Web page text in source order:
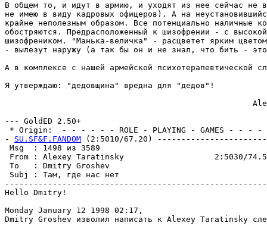
В общем то, и идут в армию, и уходят из нее сейчас не
не имею в виду кадровых офицеров). А на
крайне неполезным образом. Все потенциально наличные
обостряются. Предрасположенный к шизофрении - с
шизофреником. "Манька-величка" - расцветет ярким
- вылезут наружу (а так бы он и не знал, что бить -
А в комплексе с нашей армейской
Я утверждаю: "дедовщина" вредна для "дедов"!
--- GoldED 2.50+
* Origin:  - - - - - - ROLE - PLAYING - GAMES - - -
- SU.SF&F.FANDOM (2:5010/67.20)
Msg  : 1498
From : Alexey Taratinsky                   2:5030/
To   : Dmitry Groshev
Subj : Там, где
Hello Dmitry!
Monday January 12 1998 02:17,
Dmitry Groshev изволил написать к Alexey Taratinsky